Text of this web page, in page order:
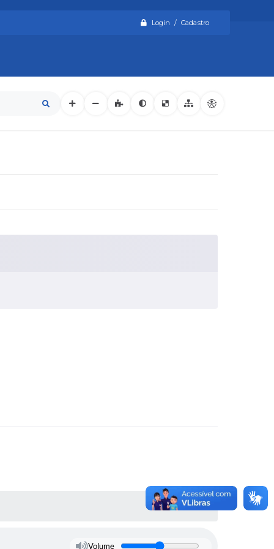
Login / Cadastro
Volume